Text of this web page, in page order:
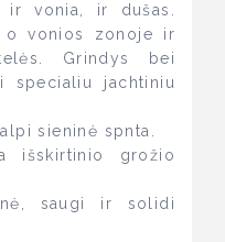
ir vonia, ir dušas.
o vonios zonoje ir
Grindys bei
specialiu jachtiniu
sieninė spnta.
išskirtinio grožio
saugi ir solidi